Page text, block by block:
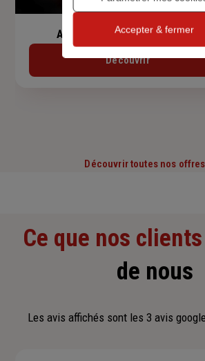
Assurance de prêt immobilier
Découvrir
Découvrir toutes nos offres
Ce que nos
de nous
Les avis affichés sont les 3 avis
Accepter & fermer